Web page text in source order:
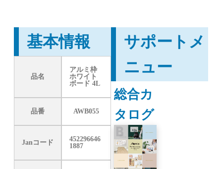
基本情報
品名
アルミ枠
ホワイト
ボード 4L
品番 AWB055
Janコード
452296646
1887
サポートメ
ニュー
総合カ
タログ